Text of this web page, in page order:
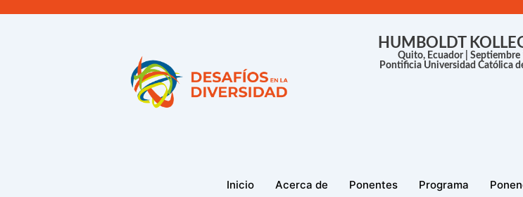
HUMBOLDT
Quito, Ecuador | Septiembre
Pontificia Universidad Católica
Inicio Acerca de Ponentes Programa